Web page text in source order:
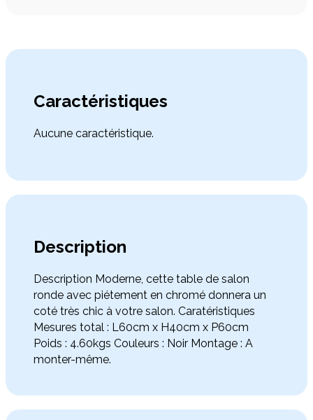
Caractéristiques
Aucune caractéristique.
Description
Description Moderne, cette table de salon
ronde avec piétement en chromé donnera un
coté très chic à votre salon. Caratéristiques
Mesures total : L60cm x H40cm x P60cm
Poids : 4.60kgs Couleurs : Noir Montage : A
monter-même.